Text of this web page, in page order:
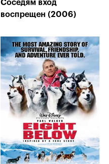
Соседям вход
воспрещен (2006)